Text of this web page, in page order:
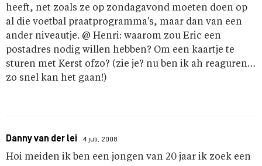
heeft, net zoals ze op zondagavond moeten doen op
al die voetbal praatprogramma's, maar dan van een
ander niveautje. @ Henri: waarom zou Eric een
postadres nodig willen hebben? Om een kaartje te
sturen met Kerst ofzo? (zie je? nu ben ik ah reaguren…
zo snel kan het gaan!)
Danny van der lei 4 juli, 2008
Hoi meiden ik ben een jongen van 20 jaar ik zoek een